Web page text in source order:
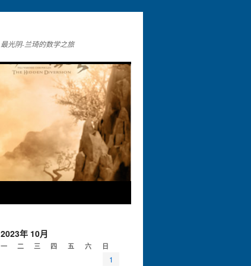
最光阴-兰琦的数学之旅
2023年 10月
一 二 三 四 五 六 日
1